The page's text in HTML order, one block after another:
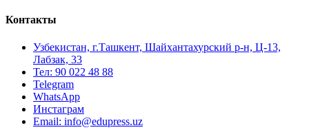
Контакты
Узбекистан, г.Ташкент, Шайхантахурский р-н, Ц-13,
Лабзак, 33
Тел: 90 022 48 88
Telegram
WhatsApp
Инстаграм
Email: info@edupress.uz